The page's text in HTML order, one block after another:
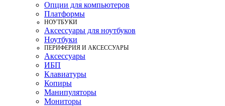
Опции для компьютеров
Платформы
НОУТБУКИ
Аксессуары для ноутбуков
Ноутбуки
ПЕРИФЕРИЯ И АКСЕССУАРЫ
Аксессуары
ИБП
Клавиатуры
Копиры
Манипуляторы
Мониторы